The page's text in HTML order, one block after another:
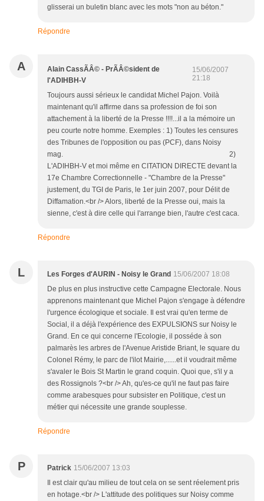
glisserai un buletin blanc avec les mots "non au béton."
Répondre
A
Alain CassÃÂ© - PrÃÂ©sident de
l'ADIHBH-V
15/06/2007
21:18
Toujours aussi sérieux le candidat Michel Pajon. Voilà
maintenant qu'il affirme dans sa profession de foi son
attachement à la liberté de la Presse !!!!...il a la mémoire un
peu courte notre homme. Exemples : 1) Toutes les censures
des Tribunes de l'opposition ou pas (PCF), dans Noisy
mag. 2)
L'ADIHBH-V et moi même en CITATION DIRECTE devant la
17e Chambre Correctionnelle - "Chambre de la Presse"
justement, du TGI de Paris, le 1er juin 2007, pour Délit de
Diffamation.<br /> Alors, liberté de la Presse oui, mais la
sienne, c'est à dire celle qui l'arrange bien, l'autre c'est caca.
Répondre
L Les Forges d'AURIN - Noisy le Grand 15/06/2007 18:08
De plus en plus instructive cette Campagne Electorale. Nous
apprenons maintenant que Michel Pajon s'engage à défendre
l'urgence écologique et sociale. Il est vrai qu'en terme de
Social, il a déjà l'expérience des EXPULSIONS sur Noisy le
Grand. En ce qui concerne l'Ecologie, il posséde à son
palmarès les arbres de l'Avenue Aristide Briant, le square du
Colonel Rémy, le parc de l'ilot Mairie,......et il voudrait même
s'avaler le Bois St Martin le grand coquin. Quoi que, s'il y a
des Rossignols ?<br /> Ah, qu'es-ce qu'il ne faut pas faire
comme arabesques pour subsister en Politique, c'est un
métier qui nécessite une grande souplesse.
Répondre
P Patrick 15/06/2007 13:03
Il est clair qu'au milieu de tout cela on se sent réelement pris
en hotage.<br /> L'attitude des politiques sur Noisy comme